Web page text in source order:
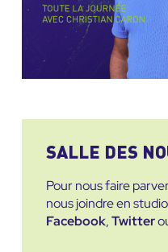
SALLE DES
Pour nous faire
nous joindre en
Facebook,Twitter